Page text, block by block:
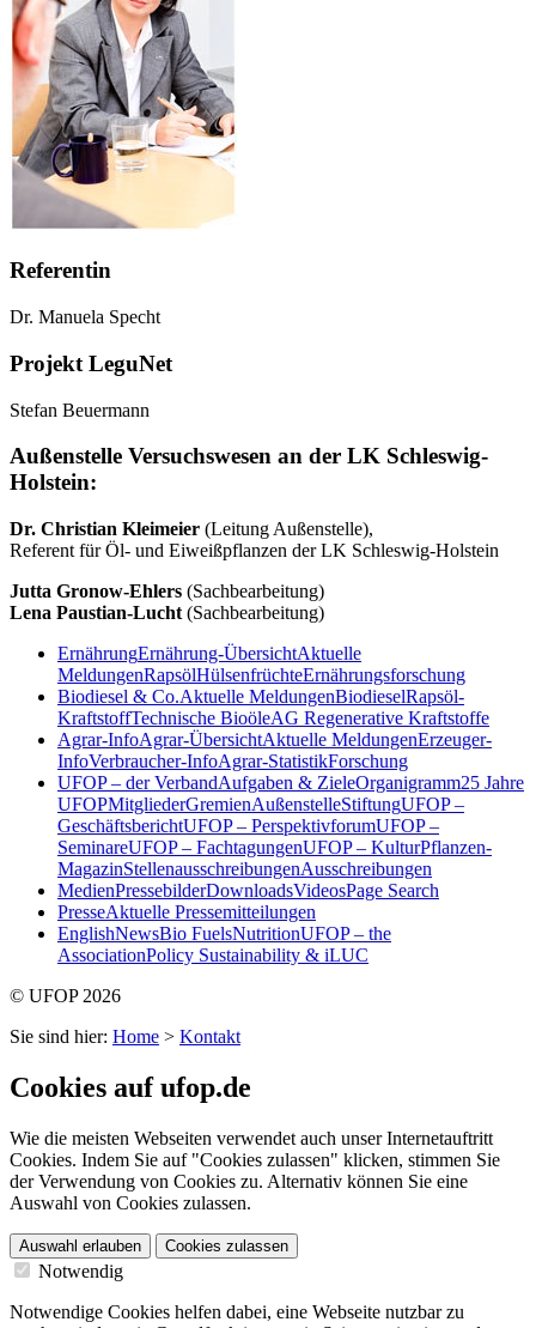
Referentin
Dr. Manuela Specht
Projekt LeguNet
Stefan Beuermann
Außenstelle Versuchswesen an der LK Schleswig-
Holstein:
Dr. Christian Kleimeier (Leitung Außenstelle),
Referent für Öl- und Eiweißpflanzen der LK Schleswig-Holstein
Jutta Gronow-Ehlers (Sachbearbeitung)
Lena Paustian-Lucht (Sachbearbeitung)
ErnährungErnährung-ÜbersichtAktuelle
MeldungenRapsölHülsenfrüchteErnährungsforschung
Biodiesel & Co.Aktuelle MeldungenBiodieselRapsöl-
KraftstoffTechnische BioöleAG Regenerative Kraftstoffe
Agrar-InfoAgrar-ÜbersichtAktuelle MeldungenErzeuger-
InfoVerbraucher-InfoAgrar-StatistikForschung
UFOP – der VerbandAufgaben & ZieleOrganigramm25 Jahre
UFOPMitgliederGremienAußenstelleStiftungUFOP –
GeschäftsberichtUFOP – PerspektivforumUFOP –
SeminareUFOP – FachtagungenUFOP – KulturPflanzen-
MagazinStellenausschreibungenAusschreibungen
MedienPressebilderDownloadsVideosPage Search
PresseAktuelle Pressemitteilungen
EnglishNewsBio FuelsNutritionUFOP – the
AssociationPolicy Sustainability & iLUC
© UFOP 2026
Sie sind hier: Home > Kontakt
Cookies auf ufop.de
Wie die meisten Webseiten verwendet auch unser Internetauftritt
Cookies. Indem Sie auf "Cookies zulassen" klicken, stimmen Sie
der Verwendung von Cookies zu. Alternativ können Sie eine
Auswahl von Cookies zulassen.
Auswahl erlauben Cookies zulassen
Notwendig
Notwendige Cookies helfen dabei, eine Webseite nutzbar zu